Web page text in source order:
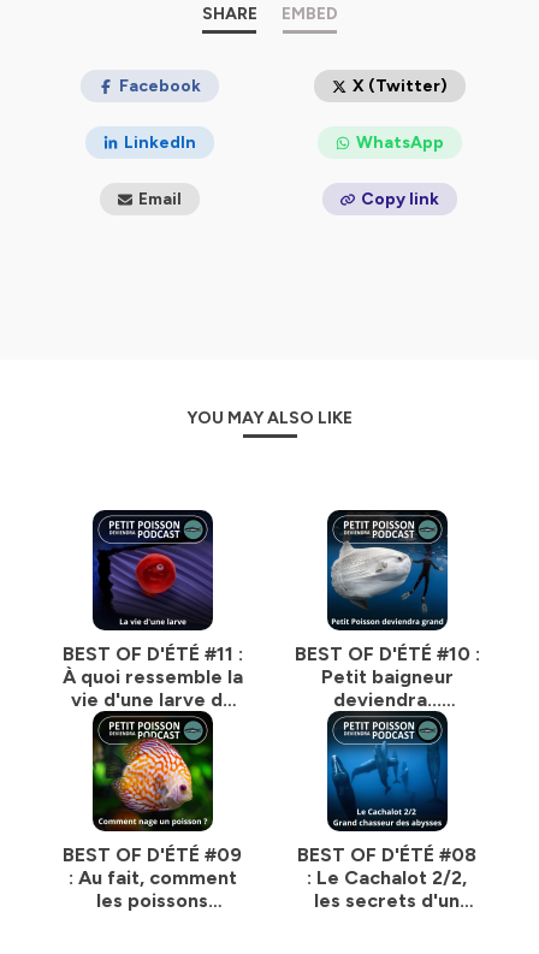
PPDP est un podcast de la familleBaleine sous
Les 3 autres sont
Baleine sous Gravillon,
_______
📖Si cet épisode t'a inteéressé.e, d'autres pépites
t'attendent dans le livre de Marc Mortelmans,L'Origine
(Ulmer 2024).
https://baleinesousgravillon.com/liens-2
_______
Contact :
Marc Mortelmans
marc@baleinesousgravillon.com
_______
Toutes les infos :
https://bit.ly/prez_PPDP_ecosyst_BSG
Hébergé par Ausha. Visitez
ausha.co/politique-de-
confidentialitepour plus d'informations.
SHARE EMBED
Facebook X (Twitter)
LinkedIn WhatsApp
Email Copy link
YOU MAY ALSO LIKE
BEST OF D'ÉTÉ #11 :
À quoi ressemble la
vie d'une larve de
poisson ? (Bill
François)
BEST OF D'ÉTÉ #10 :
Petit baigneur
deviendra...
immense (Bill
François)
BEST OF D'ÉTÉ #09
: Au fait, comment
les poissons
BEST OF D'ÉTÉ #08
: Le Cachalot 2/2,
les secrets d'un